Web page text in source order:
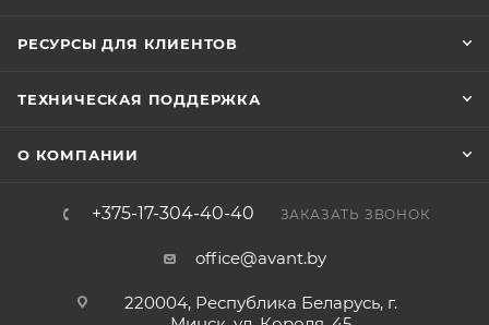
РЕСУРСЫ ДЛЯ КЛИЕНТОВ
ТЕХНИЧЕСКАЯ ПОДДЕРЖКА
О КОМПАНИИ
+375-17-304-40-40 ЗАКАЗАТЬ ЗВОНОК
office@avant.by
220004, Республика Беларусь, г.